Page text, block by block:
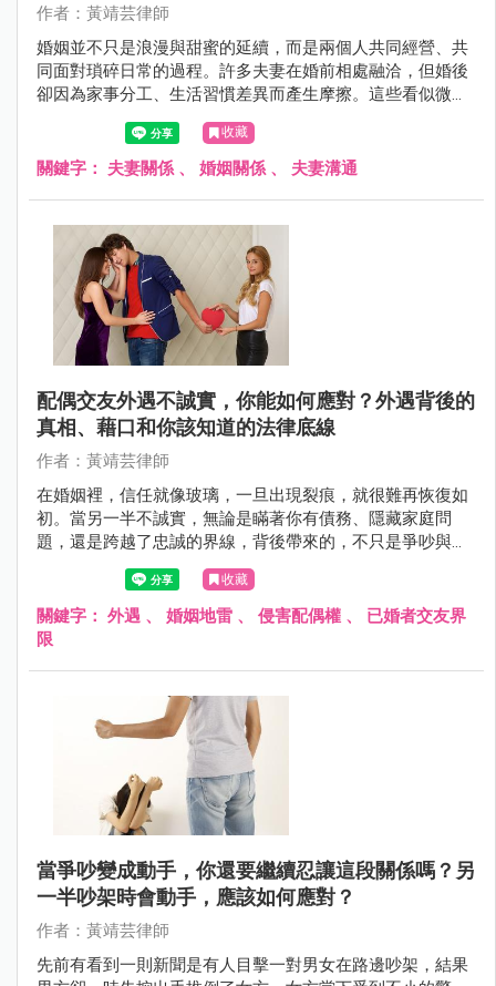
作者：黃靖芸律師
婚姻並不只是浪漫與甜蜜的延續，而是兩個人共同經營、共
同面對瑣碎日常的過程。許多夫妻在婚前相處融洽，但婚後
卻因為家事分工、生活習慣差異而產生摩擦。這些看似微不
足道的小事，往往才是影響婚姻穩定的關鍵。
收藏
關鍵字： 夫妻關係 、 婚姻關係 、 夫妻溝通
配偶交友外遇不誠實，你能如何應對？外遇背後的
真相、藉口和你該知道的法律底線
作者：黃靖芸律師
在婚姻裡，信任就像玻璃，一旦出現裂痕，就很難再恢復如
初。當另一半不誠實，無論是瞞著你有債務、隱藏家庭問
題，還是跨越了忠誠的界線，背後帶來的，不只是爭吵與不
安，更可能是整段關係的崩毀。這不是危言聳聽，而是許多
真實案例的縮影——尤其當交友軟體、曖昧訊息和「只是朋
友」的藉口交織在一起時，婚姻就像踩在薄冰上，隨時可能
破裂。
收藏
關鍵字： 外遇 、 婚姻地雷 、 侵害配偶權 、 已婚者交友界
限
當爭吵變成動手，你還要繼續忍讓這段關係嗎？另
一半吵架時會動手，應該如何應對？
作者：黃靖芸律師
先前有看到一則新聞是有人目擊一對男女在路邊吵架，結果